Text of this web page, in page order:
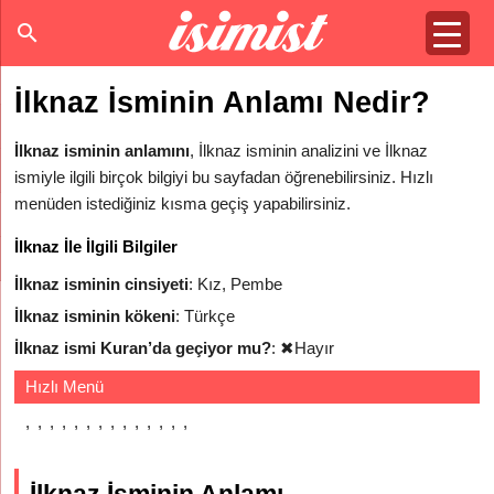
İlknaz İsminin Anlamı Nedir?
İlknaz isminin anlamını, İlknaz isminin analizini ve İlknaz
ismiyle ilgili birçok bilgiyi bu sayfadan öğrenebilirsiniz. Hızlı
menüden istediğiniz kısma geçiş yapabilirsiniz.
İlknaz İle İlgili Bilgiler
İlknaz isminin cinsiyeti: Kız, Pembe
İlknaz isminin kökeni: Türkçe
İlknaz ismi Kuran’da geçiyor mu?: ✖Hayır
Hızlı Menü